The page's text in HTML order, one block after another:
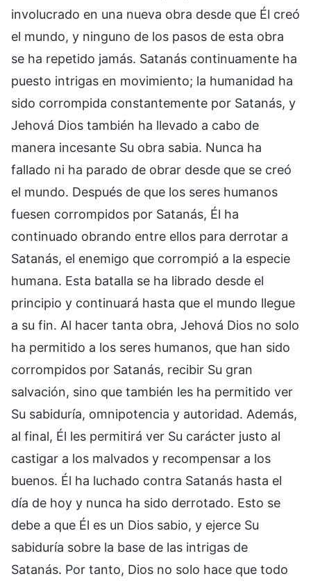
involucrado en una nueva obra desde que Él creó
el mundo, y ninguno de los pasos de esta obra
se ha repetido jamás. Satanás continuamente ha
puesto intrigas en movimiento; la humanidad ha
sido corrompida constantemente por Satanás, y
Jehová Dios también ha llevado a cabo de
manera incesante Su obra sabia. Nunca ha
fallado ni ha parado de obrar desde que se creó
el mundo. Después de que los seres humanos
fuesen corrompidos por Satanás, Él ha
continuado obrando entre ellos para derrotar a
Satanás, el enemigo que corrompió a la especie
humana. Esta batalla se ha librado desde el
principio y continuará hasta que el mundo llegue
a su fin. Al hacer tanta obra, Jehová Dios no solo
ha permitido a los seres humanos, que han sido
corrompidos por Satanás, recibir Su gran
salvación, sino que también les ha permitido ver
Su sabiduría, omnipotencia y autoridad. Además,
al final, Él les permitirá ver Su carácter justo al
castigar a los malvados y recompensar a los
buenos. Él ha luchado contra Satanás hasta el
día de hoy y nunca ha sido derrotado. Esto se
debe a que Él es un Dios sabio, y ejerce Su
sabiduría sobre la base de las intrigas de
Satanás. Por tanto, Dios no solo hace que todo